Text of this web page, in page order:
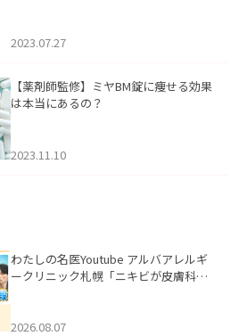
2023.07.27
【薬剤師監修】ミヤBM錠に痩せる効果
は本当にあるの？
2023.11.10
わたしの名医Youtube アルバアレルギ
ークリニック札幌「ニキビが皮膚科で
ました。
2026.08.07